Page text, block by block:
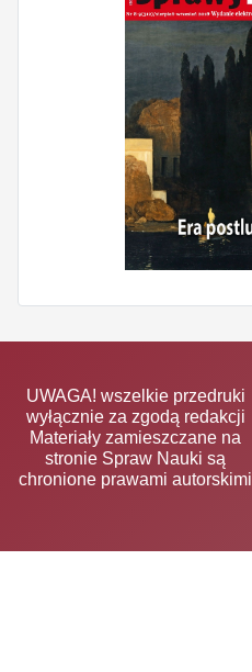
UWAGA! wszelkie przedruki
wyłącznie za zgodą redakcji
Materiały zamieszczane na
stronie Spraw Nauki są
chronione prawami autorskimi